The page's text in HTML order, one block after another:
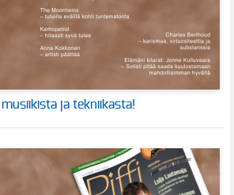
ja tekniikasta!